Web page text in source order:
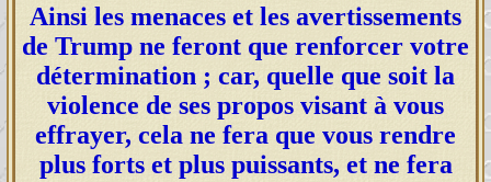
Ainsi les menaces et les avertissements
de Trump ne feront que renforcer votre
détermination ; car, quelle que soit la
violence de ses propos visant à vous
effrayer, cela ne fera que vous rendre
plus forts et plus puissants, et ne fera